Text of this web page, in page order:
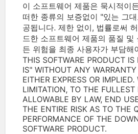
이 소프트웨어 제품은 묵시적이
떠한 종류의 보증없이 "있는 그
공됩니다. 제한 없이, 법률로써
드한 소프트웨어 제품의 품질 및
든 위험을 최종 사용자가 부담해
THIS SOFTWARE PRODUCT IS
IS" WITHOUT ANY
EITHER EXPRESS OR
LIMITATION, TO THE FULLEST
ALLOWABLE BY LAW, END
THE ENTIRE RISK AS TO THE
PERFORMANCE OF THE
SOFTWARE PRODUCT.